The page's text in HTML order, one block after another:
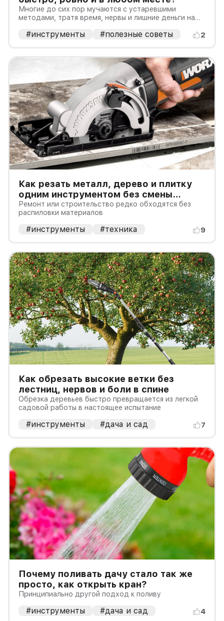
Многие до сих пор мучаются с устаревшими
методами, тратя время, нервы и лишние деньги на
#инструменты #полезные советы 2
Как резать металл, дерево и плитку
одним инструментом без смены
оборудования?
Ремонт или строительство редко обходятся без
распиловки материалов
#инструменты #техника 9
Как обрезать высокие ветки без
лестниц, нервов и боли в спине
Обрезка деревьев быстро превращается из легкой
садовой работы в настоящее испытание
#инструменты #дача и сад 7
Почему поливать дачу стало так же
просто, как открыть кран?
Принципиально другой подход к поливу
#инструменты #дача и сад 4